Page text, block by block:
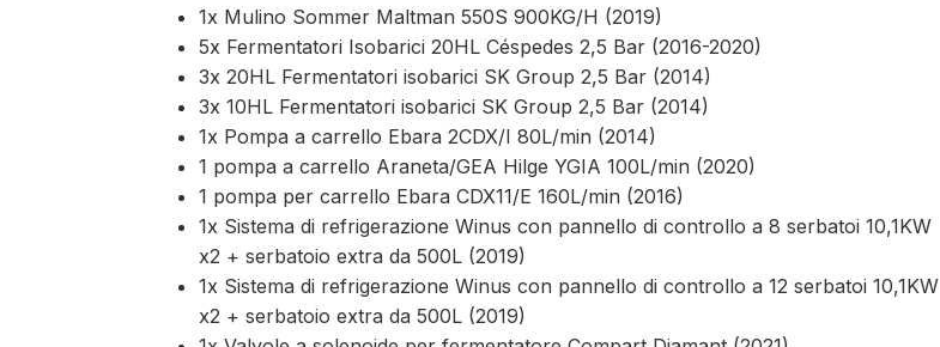
1x Mulino Sommer Maltman 550S 900KG/H (2019)
5x Fermentatori Isobarici 20HL Céspedes 2,5 Bar (2016-2020)
3x 20HL Fermentatori isobarici SK Group 2,5 Bar (2014)
3x 10HL Fermentatori isobarici SK Group 2,5 Bar (2014)
1x Pompa a carrello Ebara 2CDX/I 80L/min (2014)
1 pompa a carrello Araneta/GEA Hilge YGIA 100L/min (2020)
1 pompa per carrello Ebara CDX11/E 160L/min (2016)
1x Sistema di refrigerazione Winus con pannello di controllo a 8 serbatoi 10,1KW
x2 + serbatoio extra da 500L (2019)
1x Sistema di refrigerazione Winus con pannello di controllo a 12 serbatoi 10,1KW
x2 + serbatoio extra da 500L (2019)